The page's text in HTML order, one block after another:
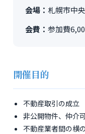
会場： 札幌市中
会費： 参加費
開催目的
不動産取引の成立
非公開物件、仲介
不動産業者間の横